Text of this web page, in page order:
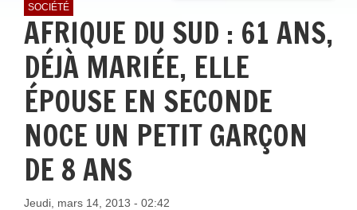
SOCIÉTÉ
AFRIQUE DU SUD : 61 ANS,
DÉJÀ MARIÉE, ELLE
ÉPOUSE EN SECONDE
NOCE UN PETIT GARÇON
DE 8 ANS
Jeudi, mars 14, 2013 - 02:42